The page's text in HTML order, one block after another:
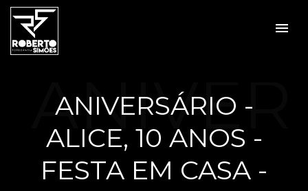
menu
ANIVERSÁRIO -
ALICE, 10 ANOS -
FESTA EM CASA -
ANIVER